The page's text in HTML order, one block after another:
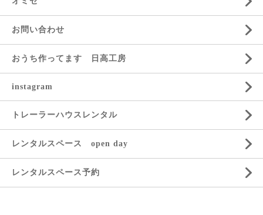
お問い合わせ
おうち作ってます 日高工房
instagram
トレーラーハウスレンタル
レンタルスペース open day
レンタルスペース予約